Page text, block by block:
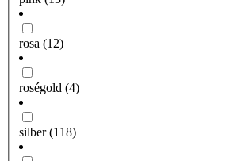
rosa (12)
roségold (4)
silber(118)